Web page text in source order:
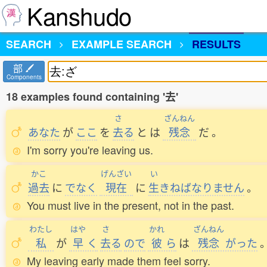
Kanshudo
SEARCH EXAMPLE SEARCH RESULTS
部
Components
18 examples found containing '去'
あなた が ここ を
さ
去る と は
ざんねん
残念 だ。
I'm sorry you're leaving us.
かこ
過去 に でなく
げんざい
現在 に
い
生きねばなりません。
You must live in the present, not in the past.
わたし
私 が
はや
早 く
さ
去る ので
かれ
彼 ら は
ざんねん
残念 がった
My leaving early made them feel sorry.